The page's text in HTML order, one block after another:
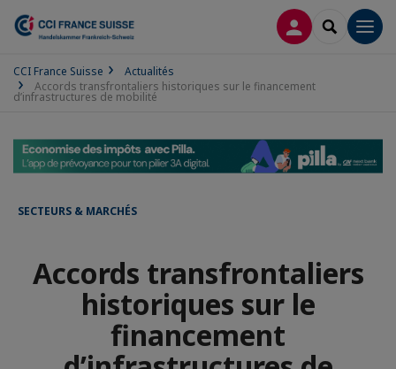
CONNEXION
CCI France Suisse
Actualités
Accords transfrontaliers historiques sur le financement
d’infrastructures de mobilité
SECTEURS & MARCHÉS
Accords transfrontaliers
historiques sur le
financement